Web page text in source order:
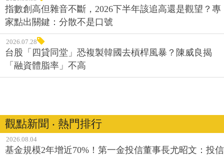
指數創高但雜音不斷，2026下半年該追高還是觀望？專
家點出關鍵：分散不是口號
2026.07.28
台股「四貸同堂」恐複製韓國去槓桿風暴？陳威良揭
「融資體脂率」不高
觀點新聞 ‧ 熱門排行
2026.08.04
基金規模2年增近70%！第一金投信董事長尤昭文：投信